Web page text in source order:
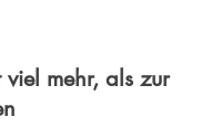
viel mehr, als zur